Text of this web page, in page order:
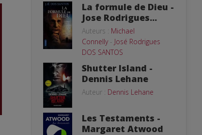
La formule de Dieu -
Jose Rodrigues...
Auteurs : Michael
Connelly- José Rodrigues
DOS SANTOS
Shutter Island -
Dennis Lehane
Auteur : Dennis Lehane
Les Testaments -
Margaret Atwood